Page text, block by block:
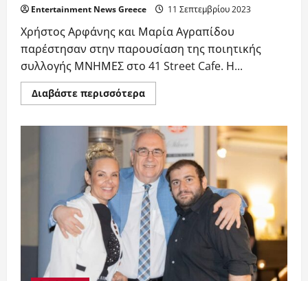
Entertainment News Greece 11 Σεπτεμβρίου 2023
Χρήστος Αρφάνης και Μαρία Αγραπίδου
παρέστησαν στην παρουσίαση της ποιητικής
συλλογής ΜΝΗΜΕΣ στο 41 Street Cafe. Η...
Διαβάστε περισσότεραRead
more
Αρφάνης
και
Μαρία
Αγραπίδου
στην
ποιητική
βραδιά
ΜΝΗΜΕΣ
στο
41
Street
Cafe